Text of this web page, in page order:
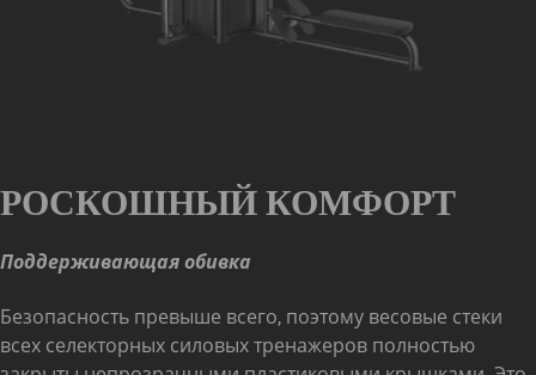
РОСКОШНЫЙ КОМФОРТ
Поддерживающая обивка
Безопасность превыше всего, поэтому весовые стеки
всех селекторных силовых тренажеров полностью